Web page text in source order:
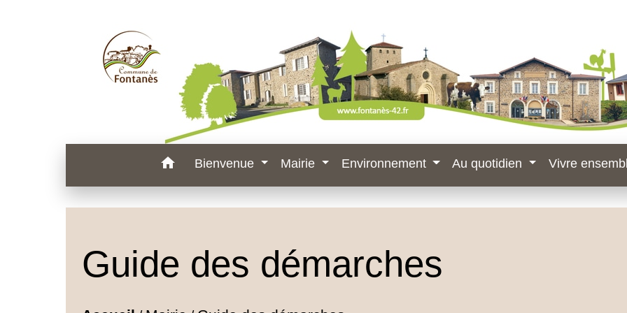
home Bienvenue Mairie Environnement Au quotidien Vivre
Guide des démarches